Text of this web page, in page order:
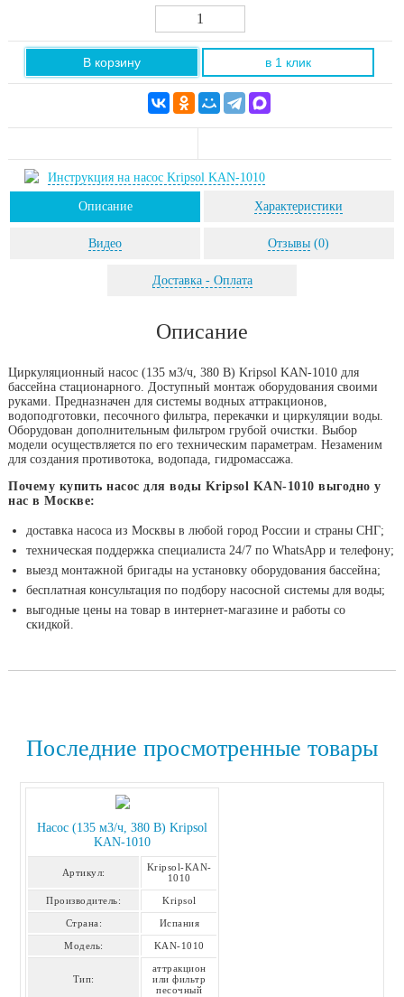
В корзину в 1 клик
Инструкция на насос Kripsol KAN-1010
Описание Характеристики
Видео Отзывы (0)
Доставка - Оплата
Описание
Циркуляционный насос (135 м3/ч, 380 В) Kripsol KAN-1010 для
бассейна стационарного. Доступный монтаж оборудования своими
руками. Предназначен для системы водных аттракционов,
водоподготовки, песочного фильтра, перекачки и циркуляции воды.
Оборудован дополнительным фильтром грубой очистки. Выбор
модели осуществляется по его техническим параметрам. Незаменим
для создания противотока, водопада, гидромассажа.
Почему купить насос для воды Kripsol KAN-1010 выгодно у
нас в Москве:
доставка насоса из Москвы в любой город России и страны СНГ;
техническая поддержка специалиста 24/7 по WhatsApp и телефону;
выезд монтажной бригады на установку оборудования бассейна;
бесплатная консультация по подбору насосной системы для воды;
выгодные цены на товар в интернет-магазине и работы со
скидкой.
Последние просмотренные товары
Насос (135 м3/ч, 380 В) Kripsol
KAN-1010
Артикул:
Kripsol-KAN-
1010
Производитель: Kripsol
Страна: Испания
Модель: KAN-1010
Тип:
аттракцион
или фильтр
песочный